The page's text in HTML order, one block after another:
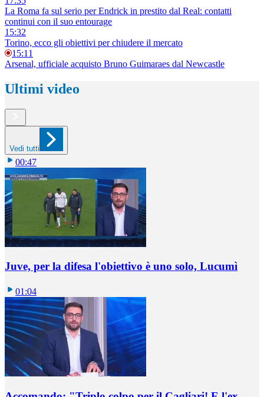
La Roma fa sul serio per Endrick in prestito dal Real: contatti
continui con il suo entourage
15:32
Torino, ecco gli obiettivi per chiudere il mercato
15:11
Arsenal, ufficiale acquisto Bruno Guimaraes dal Newcastle
Ultimi video
Vedi tutti
00:47
Juve, per la difesa l'obiettivo è uno solo, Lucumì
01:04